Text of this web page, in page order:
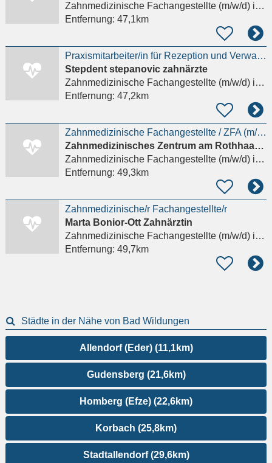
Zahnmedizinische Fachangestellte (m/w/d)in Biedenkopf, Wallau
Entfernung: 47,1km
Praxismitarbeiter/in für Rezeption und Verwaltung (m/w/d)
Stepdent stepanovic zahnärzte
Zahnmedizinische Fachangestellte (m/w/d)in Nieste
Entfernung: 47,2km
Zahnmedizinische Fachangestellte / ZFA (m/w/d)
Zahnmedizinisches Zentrum am Rothhaarsteig
Zahnmedizinische Fachangestellte (m/w/d)in Brilon
Entfernung: 49,3km
Zahnmedizinische/r Fachangestellte/r
Marta Bonior-Ott Zahnärztin
Zahnmedizinische Fachangestellte (m/w/d)in Bad Hersfeld
Entfernung: 49,7km
Städte in der Nähe von Bad Wildungen
Allendorf (Eder) (11,1km)
Gudensberg (21,6km)
Homberg (Efze) (22,6km)
Korbach (25,8km)
Stadtallendorf (29,6km)